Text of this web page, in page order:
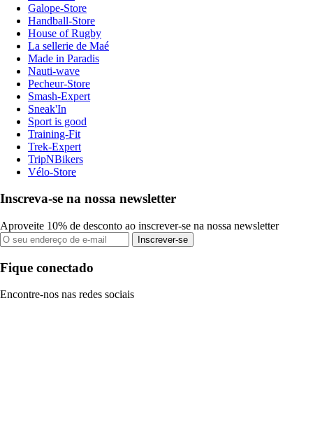
Galope-Store
Handball-Store
House of Rugby
La sellerie de Maé
Made in Paradis
Nauti-wave
Pecheur-Store
Smash-Expert
Sneak'In
Sport is good
Training-Fit
Trek-Expert
TripNBikers
Vélo-Store
Inscreva-se na nossa newsletter
Aproveite 10% de desconto ao inscrever-se na nossa newsletter
Inscrever-se
Fique conectado
Encontre-nos nas redes sociais